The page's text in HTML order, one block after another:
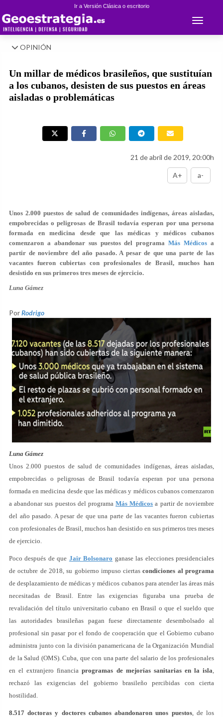
Ir a Versión Clásica o escritorio
Toggle
OPINIÓN
Un millar de médicos brasileños, que sustituían
a los cubanos, desisten de sus puestos en áreas
aisladas o problemáticas
21 de abril de 2019, 20:00h
A+ a-
Unos 2.000 puestos de salud de comunidades indígenas, áreas aisladas,
empobrecidas o peligrosas de Brasil todavía esperan por una persona
formada en medicina desde que las médicas y médicos cubanos
comenzaron a abandonar sus puestos del programaMás Médicos a
partir de noviembre del año pasado. A pesar de que una parte de las
vacantes fueron cubiertas con profesionales de Brasil, muchos han
desistido en sus primeros tres meses de ejercicio.
Luna Gámez
PorRodrigo
Luna Gámez
Unos 2.000 puestos de salud de comunidades indígenas, áreas aisladas,
empobrecidas o peligrosas de Brasil todavía esperan por una persona
formada en medicina desde que las médicas y médicos cubanos comenzaron
a abandonar sus puestos del programaMás Médicos a partir de noviembre
del año pasado. A pesar de que una parte de las vacantes fueron cubiertas
con profesionales de Brasil, muchos han desistido en sus primeros tres meses
de ejercicio.
Poco después de que Jair Bolsonaro ganase las elecciones presidenciales
de octubre de 2018, su gobierno impuso ciertascondiciones al programa
de desplazamiento de médicas y médicos cubanos para atender las áreas más
necesitadas de Brasil. Entre las exigencias figuraba una prueba de
revalidación del título universitario cubano en Brasil o que el sueldo que
las autoridades brasileñas pagan fuese directamente desembolsado al
profesional sin pasar por el fondo de cooperación que el Gobierno cubano
administra junto con la división panamericana de la Organización Mundial
de la Salud (OMS). Cuba, que con una parte del salario de los profesionales
en el extranjero financiaprogramas de mejorías sanitarias en la isla,
rechazó las exigencias del gobierno brasileño percibidas con cierta
hostilidad.
8.517 doctoras y doctores cubanos abandonaron unos puestos, de los